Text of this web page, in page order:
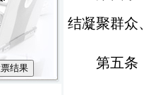
结凝聚群众
第五条